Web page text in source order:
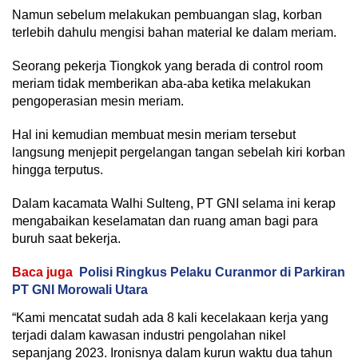
Namun sebelum melakukan pembuangan slag, korban
terlebih dahulu mengisi bahan material ke dalam meriam.
Seorang pekerja Tiongkok yang berada di control room
meriam tidak memberikan aba-aba ketika melakukan
pengoperasian mesin meriam.
Hal ini kemudian membuat mesin meriam tersebut
langsung menjepit pergelangan tangan sebelah kiri korban
hingga terputus.
Dalam kacamata Walhi Sulteng, PT GNI selama ini kerap
mengabaikan keselamatan dan ruang aman bagi para
buruh saat bekerja.
Baca juga
Polisi Ringkus Pelaku Curanmor di Parkiran
PT GNI Morowali Utara
“Kami mencatat sudah ada 8 kali kecelakaan kerja yang
terjadi dalam kawasan industri pengolahan nikel
sepanjang 2023. Ironisnya dalam kurun waktu dua tahun